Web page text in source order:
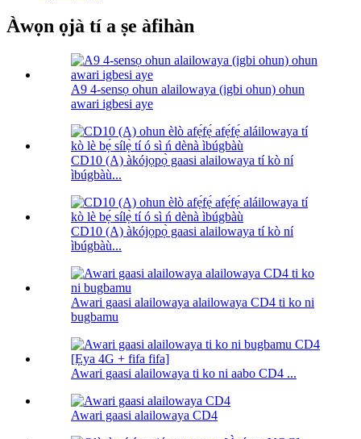
Àwọn ọjà tí a ṣe àfihàn
A9 4-sensọ ohun alailowaya (igbi ohun) ohun
awari igbesi aye
CD10 (A) àkójọpọ̀ gaasi alailowaya tí kò ní
ìbúgbàù...
CD10 (A) àkójọpọ̀ gaasi alailowaya tí kò ní
ìbúgbàù...
Awari gaasi alailowaya alailowaya CD4 ti ko ni
bugbamu
Awari gaasi alailowaya ti ko ni aabo CD4 ...
Awari gaasi alailowaya CD4